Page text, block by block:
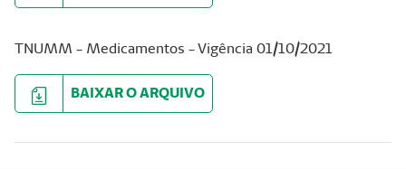
TNUMM - Medicamentos - Vigência 01/10/2021
BAIXAR O ARQUIVO